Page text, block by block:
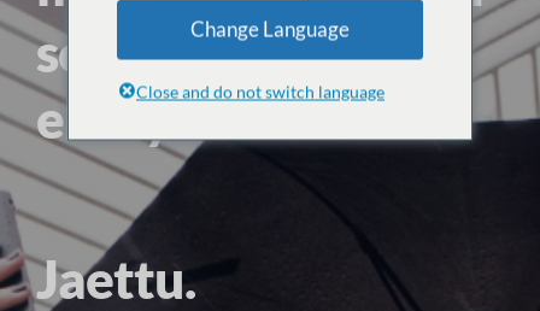
sosiaalinen
ekosysteemi
Jaettu.
Change Language
Close and do not switch language